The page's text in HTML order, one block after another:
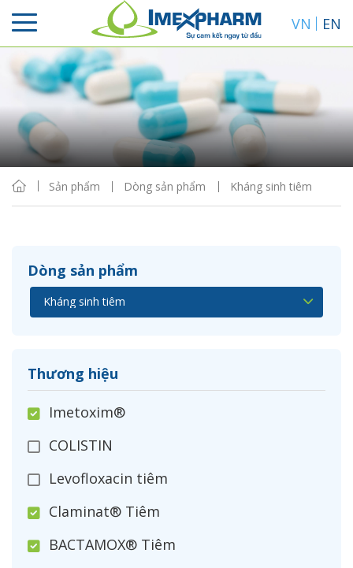
VN EN
Sản phẩm Dòng sản phẩm Kháng sinh tiêm
Dòng sản phẩm
Thương hiệu
Imetoxim®
COLISTIN
Levofloxacin tiêm
Claminat® Tiêm
BACTAMOX® Tiêm
Sắp xếp
Hiển thị